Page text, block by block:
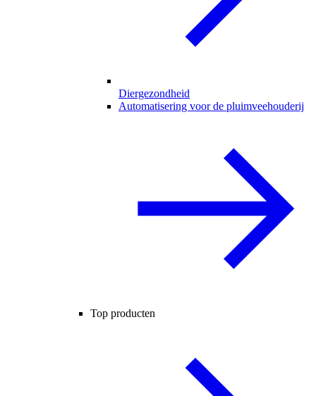
Diergezondheid
Automatisering voor de pluimveehouderij
Top producten